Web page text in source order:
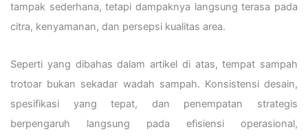
tampak sederhana, tetapi dampaknya langsung terasa pada
citra, kenyamanan, dan persepsi kualitas area.
Seperti yang dibahas dalam artikel di atas, tempat sampah
trotoar bukan sekadar wadah sampah. Konsistensi desain,
spesifikasi yang tepat, dan penempatan strategis
berpengaruh langsung pada efisiensi operasional,